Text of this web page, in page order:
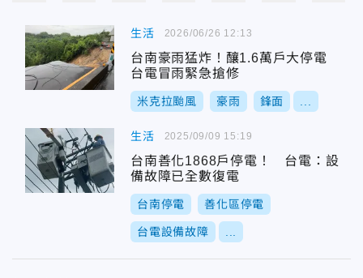
生活
台南豪雨猛炸！釀1.6萬戶大停電
台電冒雨緊急搶修
米克拉颱風 豪雨 鋒面
2026/06/26 12:13
生活
台南善化1868戶停電！ 台電：設
備故障已全數復電
台南停電 善化區停電
台電設備故障
2025/09/09 15:19